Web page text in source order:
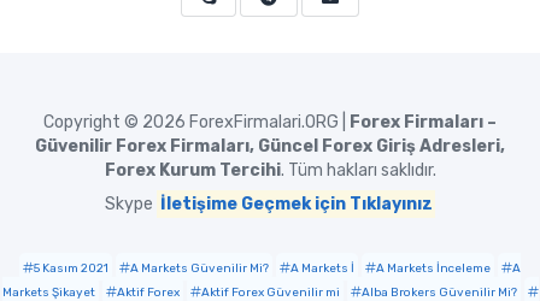
Copyright © 2026 ForexFirmalari.ORG |
Forex Firmaları –
Güvenilir Forex Firmaları, Güncel Forex Giriş Adresleri,
Forex Kurum Tercihi. Tüm hakları saklıdır.
Skype İletişime Geçmek için Tıklayınız
5 Kasım 2021 A Markets Güvenilir Mi? A Markets İ A Markets İnceleme
A
Markets Şikayet
Aktif Forex Aktif Forex Güvenilir mi
Alba Brokers Güvenilir Mi?